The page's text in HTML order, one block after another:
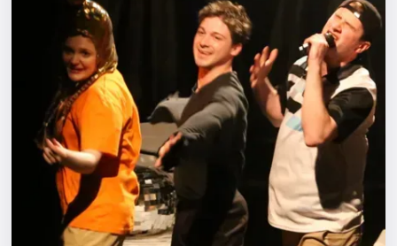
Экскурсии
Спорт
События
Города
Площадки